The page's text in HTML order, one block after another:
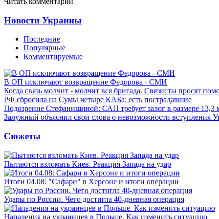
Новости Украины
Последние
Популярные
Комментируемые
В ОП исключают возвращение Федорова - СМИ
Когда связь молчит - молчит вся бригада. Связисты просят
РФ сбросила на Сумы четыре КАБа: есть пострадавшие
Подозрение Стефанишиной: САП требует залог в размере 13,3
Залужный объяснил свои слова о невозможности
Сюжеты
Пытаются взломать Киев. Реакция Запада на удар
Итоги 04.08: "Сафари" в Херсоне и итоги операции
Удары по России. Чего достигла 40-дневная операция
Нападения на украинцев в Польше. Как изменить ситуацию